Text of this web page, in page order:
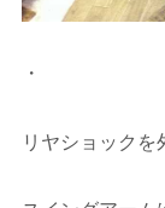
・
リヤショックを